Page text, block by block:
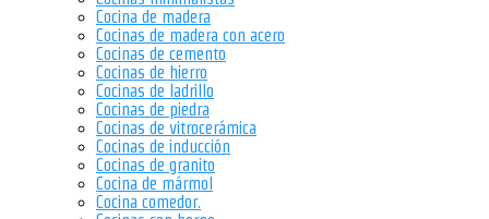
Cocina de madera
Cocinas de madera con acero
Cocinas de cemento
Cocinas de hierro
Cocinas de ladrillo
Cocinas de piedra
Cocinas de vitrocerámica
Cocinas de inducción
Cocinas de granito
Cocina de mármol
Cocina comedor.